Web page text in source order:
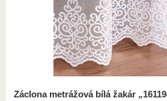
Záclona metrážová bílá žakár